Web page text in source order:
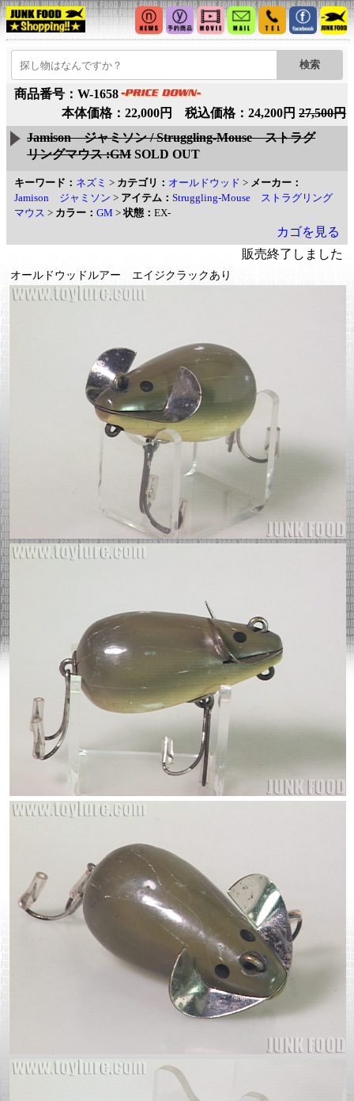
商品番号：W-1658
本体価格：22,000円 税込価格：24,200円 27,500円
Jamison ジャミソン / Struggling-Mouse ストラグ
リングマウス :GM SOLD OUT
キーワード： ネズミ > カテゴリ： オールドウッド > メーカー：
Jamison ジャミソン > アイテム： Struggling-Mouse ストラグリング
マウス > カラー： GM >状態： EX-
カゴを見る
販売終了しました
オールドウッドルアー エイジクラックあり